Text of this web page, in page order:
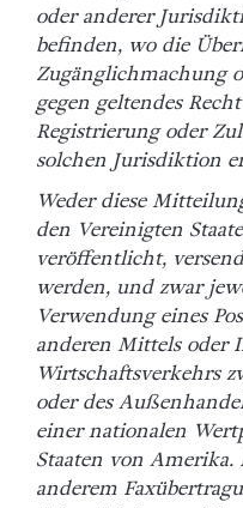
oder anderer
befinden, wo die
Zugänglichmachung
gegen geltendes
Registrierung oder
solchen Jurisdiktion
Weder diese
den Vereinigten
veröffentlicht,
werden, und zwar
Verwendung eines
anderen Mittels oder
Wirtschaftsverkehrs
oder des
einer nationalen
Staaten von
anderem